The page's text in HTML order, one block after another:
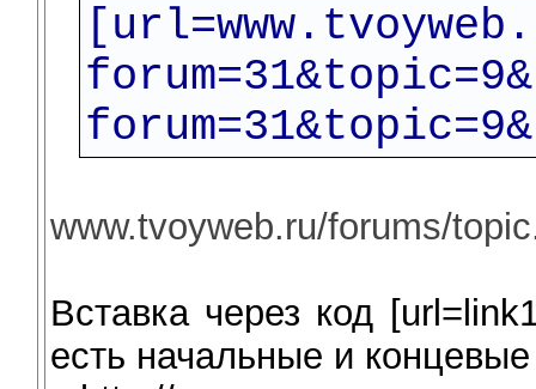
www.tvoyweb.ru/forums/
Вставка через код
есть начальные и